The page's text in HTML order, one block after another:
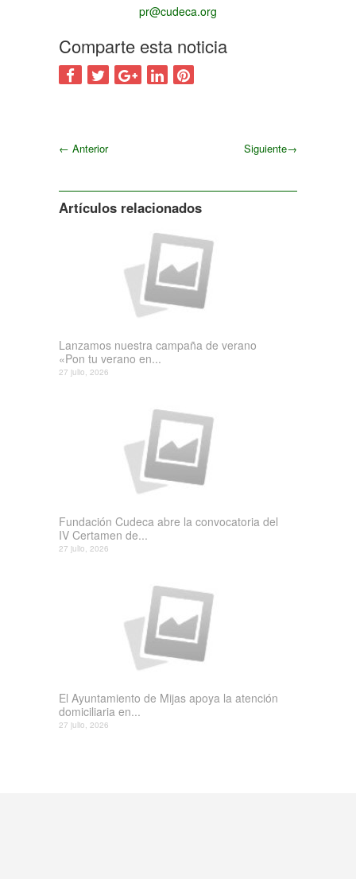
pr@cudeca.org
Comparte esta noticia
← Anterior Siguiente→
Artículos relacionados
Lanzamos nuestra campaña de verano
«Pon tu verano en...
27 julio, 2026
Fundación Cudeca abre la convocatoria del
IV Certamen de...
27 julio, 2026
El Ayuntamiento de Mijas apoya la atención
domiciliaria en...
27 julio, 2026